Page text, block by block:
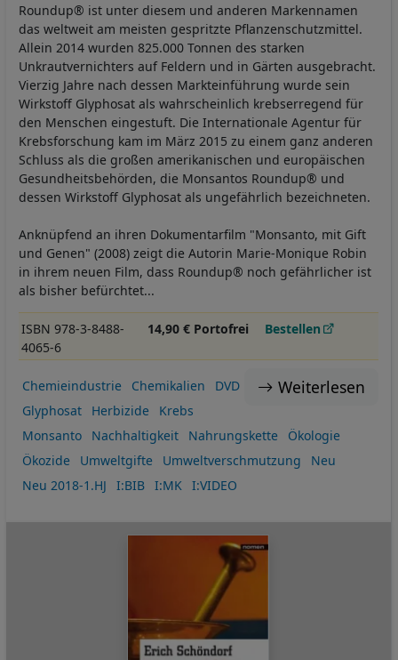
Roundup® ist unter diesem und anderen Markennamen
das weltweit am meisten gespritzte Pflanzenschutzmittel.
Allein 2014 wurden 825.000 Tonnen des starken
Unkrautvernichters auf Feldern und in Gärten ausgebracht.
Vierzig Jahre nach dessen Markteinführung wurde sein
Wirkstoff Glyphosat als wahrscheinlich krebserregend für
den Menschen eingestuft. Die Internationale Agentur für
Krebsforschung kam im März 2015 zu einem ganz anderen
Schluss als die großen amerikanischen und europäischen
Gesundheitsbehörden, die Monsantos Roundup® und
dessen Wirkstoff Glyphosat als ungefährlich bezeichneten.
Anknüpfend an ihren Dokumentarfilm "Monsanto, mit Gift
und Genen" (2008) zeigt die Autorin Marie-Monique Robin
in ihrem neuen Film, dass Roundup® noch gefährlicher ist
als bisher befürchtet...
ISBN 978-3-8488-
4065-6
14,90 € Portofrei Bestellen
Weiterlesen
Chemieindustrie Chemikalien
DVD
Glyphosat
Herbizide
Krebs
Monsanto
Nachhaltigkeit Nahrungskette
Ökologie
Ökozide
Umweltgifte Umweltverschmutzung
Neu
Neu 2018-1.HJ
I:BIB I:MK I:VIDEO